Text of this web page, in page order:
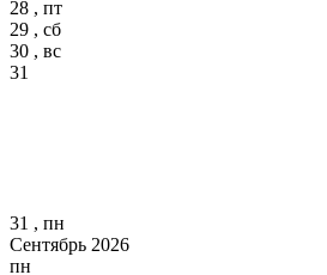
28 , пт
29 , сб
30 , вс
31
31 , пн
Сентябрь 2026
пн